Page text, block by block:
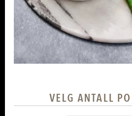
VELG ANTALL